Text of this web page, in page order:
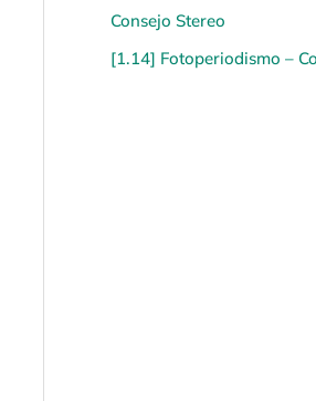
Consejo Stereo
[1.14] Fotoperiodismo –